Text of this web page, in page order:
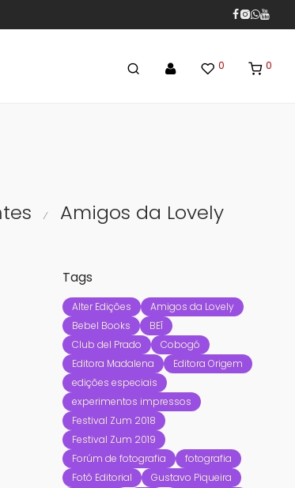
0 0
⁄ Amigos da Lovely
Tags
Alter Edições
Amigos da Lovely
Bebel Books
BEĨ
Club del Prado
Cobogó
Editora Madalena
Editora Origem
edições especiais
experimentos impressos
Festival Zum 2018
Festival Zum 2019
Forúm de fotografia
fotografia
Fotô Editorial
Gustavo Piqueira